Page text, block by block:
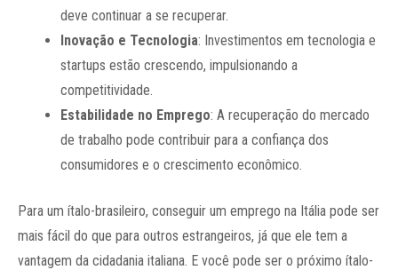
deve continuar a se recuperar.
Inovação e Tecnologia: Investimentos em tecnologia e
startups estão crescendo, impulsionando a
competitividade.
Estabilidade no Emprego: A recuperação do mercado
de trabalho pode contribuir para a confiança dos
consumidores e o crescimento econômico.
Para um ítalo-brasileiro, conseguir um emprego na Itália pode ser
mais fácil do que para outros estrangeiros, já que ele tem a
vantagem da cidadania italiana. E você pode ser o próximo ítalo-